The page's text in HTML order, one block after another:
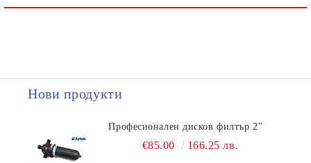
Нови продукти
Професионален дисков филтър 2"
€85.00 166.25 лв.